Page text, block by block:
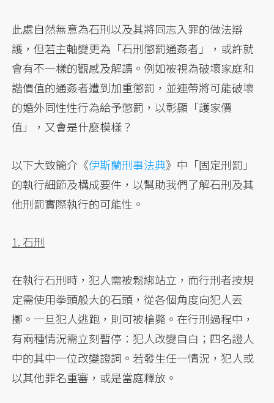
此處自然無意為石刑以及其將同志入罪的做法辯
護，但若主軸變更為「石刑懲罰通姦者」，或許就
會有不一樣的觀感及解讀。例如被視為破壞家庭和
諧價值的通姦者遭到加重懲罰，並連帶將可能破壞
的婚外同性性行為給予懲罰，以彰顯「護家價
值」，又會是什麼模樣？
以下大致簡介《伊斯蘭刑事法典》中「固定刑罰」
的執行細節及構成要件，以幫助我們了解石刑及其
他刑罰實際執行的可能性。
1. 石刑
在執行石刑時，犯人需被鬆綁站立，而行刑者按規
定需使用拳頭般大的石頭，從各個角度向犯人丟
擲。一旦犯人逃跑，則可被槍斃。在行刑過程中，
有兩種情況需立刻暫停：犯人改變自白；四名證人
中的其中一位改變證詞。若發生任一情況，犯人或
以其他罪名重審，或是當庭釋放。